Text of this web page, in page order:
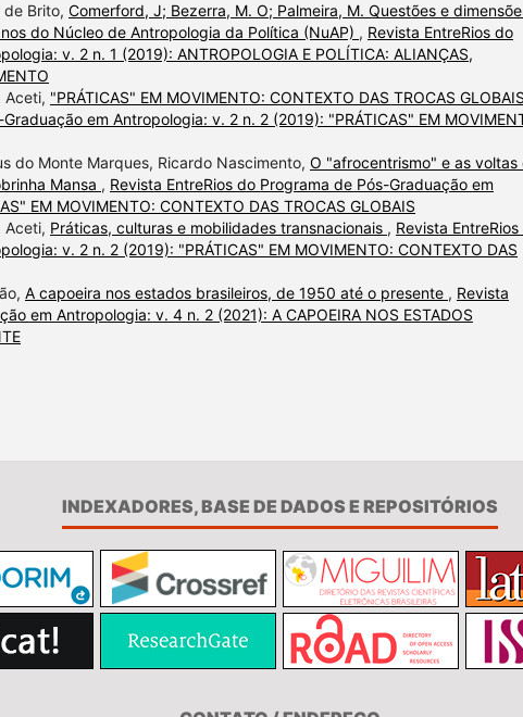
de Brito, Comerford, J; Bezerra, M. O; Palmeira, M. Questões e
do Núcleo de Antropologia da Política (NuAP) , Revista EntreRios do
v. 2 n. 1 (2019): ANTROPOLOGIA E POLÍTICA: ALIANÇAS,
Aceti, "PRÁTICAS" EM MOVIMENTO: CONTEXTO DAS TROCAS GLOBAIS
em Antropologia: v. 2 n. 2 (2019): "PRÁTICAS" EM
do Monte Marques, Ricardo Nascimento, O "afrocentrismo" e as voltas
Mansa , Revista EntreRios do Programa de Pós-Graduação em
EM MOVIMENTO: CONTEXTO DAS TROCAS GLOBAIS
Aceti, Práticas, culturas e mobilidades transnacionais , Revista
v. 2 n. 2 (2019): "PRÁTICAS" EM MOVIMENTO: CONTEXTO DAS
A capoeira nos estados brasileiros, de 1950 até o presente , Revista
em Antropologia: v. 4 n. 2 (2021): A CAPOEIRA NOS ESTADOS
INDEXADORES, BASE DE DADOS E REPOSITÓRIOS